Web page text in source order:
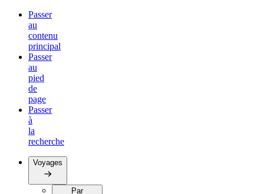
Passer
au
contenu
principal
Passer
au
pied
de
page
Passer
à
la
recherche
Voyages
Par